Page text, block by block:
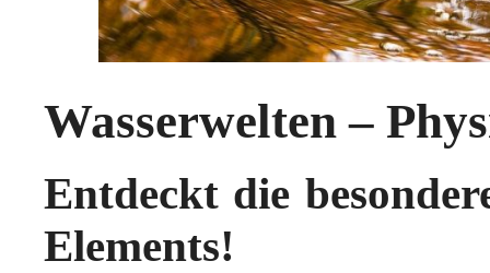
Wasserwelten –
Entdeckt die
Elements!